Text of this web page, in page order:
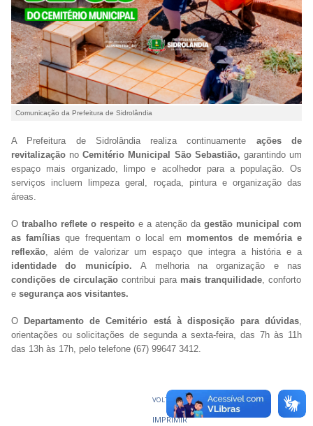
Comunicação da Prefeitura de Sidrolândia
A Prefeitura de Sidrolândia realiza continuamente ações de
revitalização no Cemitério Municipal São Sebastião, garantindo um
espaço mais organizado, limpo e acolhedor para a população. Os
serviços incluem limpeza geral, roçada, pintura e organização das
áreas.
O trabalho reflete o respeito e a atenção da gestão municipal com
as famílias que frequentam o local em momentos de memória e
reflexão, além de valorizar um espaço que integra a história e a
identidade do município.A melhoria na organização e nas
condições de circulação contribui paramais tranquilidade, conforto
e segurança aos visitantes.
O Departamento de Cemitério está à disposição para dúvidas,
orientações ou solicitações de segunda a sexta-feira, das 7h às 11h
das 13h às 17h, pelo telefone (67) 99647 3412.
VOLTAR
IMPRIMIR